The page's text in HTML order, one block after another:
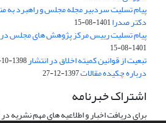
پیام تسلیت سردبیر مجله مجلس و راهبرد به
دکتر صدرا1401-08-15
پیام تسلیت رییس مرکز پژوهش های مجلس
1401-08-15
تبعیت از قوانین کمیته اخلاق در انتشار1398-10-23
درباره چکیده مقالات1397-12-27
اشتراک خبرنامه
برای دریافت اخبار و اطلاعیه های مهم نشریه